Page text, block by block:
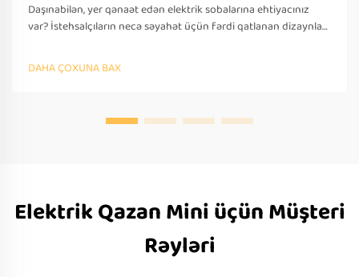
Daşınabilən, yer qənaət edən elektrik sobalarına ehtiyacınız
var? İstehsalçıların necə səyahət üçün fərdi qatlanan dizaynlar
prototipləşdirmə və beynəlxalq tələblərə uyğunluq. Bu gün
təklif soruşun.
DAHA ÇOXUNA BAX
Elektrik Qazan Mini üçün Müşteri
Rəyləri